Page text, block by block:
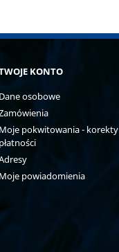
KONTO
Dane osobowe
Moje pokwitowania - korekty
płatności
Moje powiadomienia